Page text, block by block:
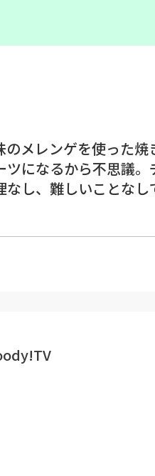
メレンゲを使った焼
になるから不思議
し、難しいことな
色にする。
さないようにサック